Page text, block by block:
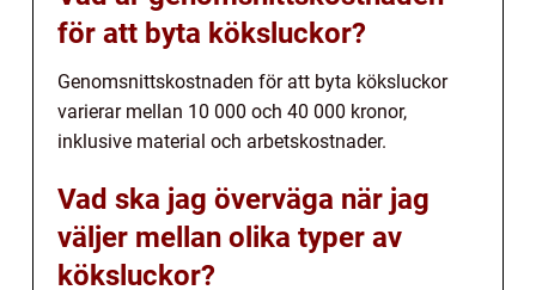
för att byta köksluckor?
Genomsnittskostnaden för att byta köksluckor
varierar mellan 10 000 och 40 000 kronor,
inklusive material och arbetskostnader.
Vad ska jag överväga när jag
väljer mellan olika typer av
köksluckor?